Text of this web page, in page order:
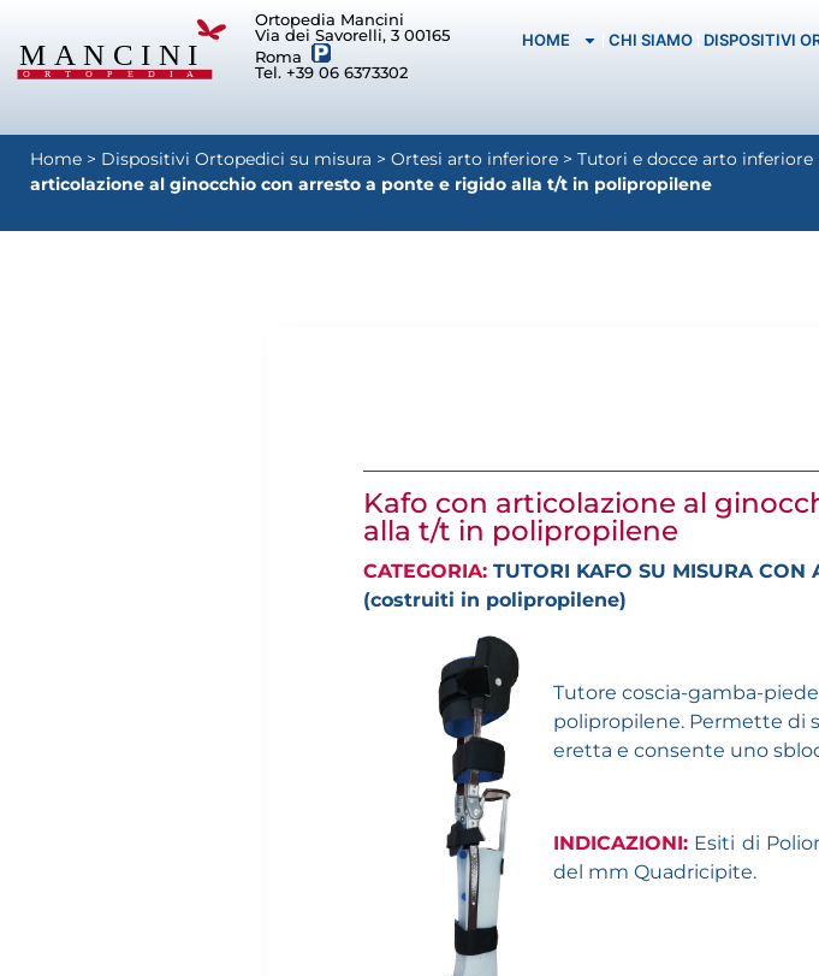
Ortopedia Mancini
Via dei Savorelli, 3 00165
Roma
Tel. +39 06 6373302
HOME CHI SIAMO DISPOSITIVI
Home > Dispositivi Ortopedici su misura > Ortesi arto inferiore > Tutori e docce arto inferiore
articolazione al ginocchio con arresto a ponte e rigido alla t/t in polipropilene
Kafo con articolazione al
alla t/t in polipropilene
CATEGORIA: TUTORI KAFO SU MISURA CON
(costruiti in polipropilene)
Tutore coscia-gamba-
polipropilene. Permette di
eretta e consente uno
INDICAZIONI: Esiti di
del mm Quadricipite.